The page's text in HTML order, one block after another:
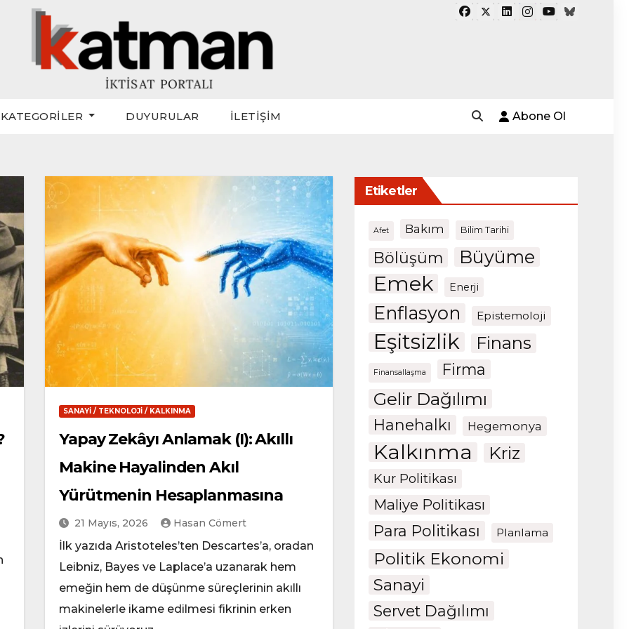
KATEGORİLER DUYURULAR İLETİŞİM Abone Ol
SANAYI / TEKNOLOJI / KALKINMA
Yapay Zekâyı Anlamak (I): Akıllı
Makine Hayalinden Akıl
Yürütmenin Hesaplanmasına
21 Mayıs, 2026 Hasan Cömert
İlk yazıda Aristoteles’ten Descartes’a, oradan
Leibniz, Bayes ve Laplace’a uzanarak hem
emeğin hem de düşünme süreçlerinin akıllı
makinelerle ikame edilmesi fikrinin erken
Etiketler
Afet Bakım Bilim Tarihi
Bölüşüm Büyüme
Emek Enerji
Enflasyon Epistemoloji
Eşitsizlik Finans
Finansallaşma Firma
Gelir Dağılımı
Hanehalkı Hegemonya
Kalkınma Kriz
Kur Politikası
Maliye Politikası
Para Politikası Planlama
Politik Ekonomi
Sanayi
Servet Dağılımı